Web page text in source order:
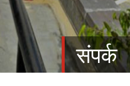
संपर्क